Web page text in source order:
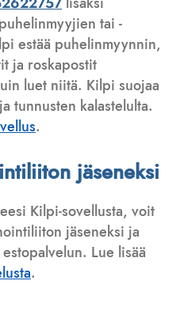
tai -
estää puhelinmyynnin,
ja roskapostit
luet niitä. Kilpi suojaa
tunnusten kalastelulta.
.
jäseneksi
Kilpi-sovellusta, voit
jäseneksi ja
Lue lisää
.